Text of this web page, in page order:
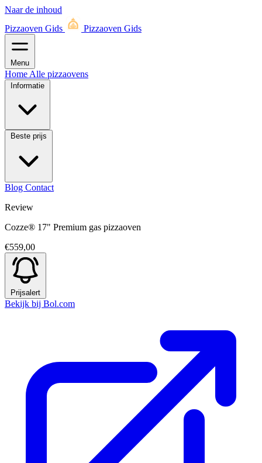
Naar de inhoud
Pizzaoven Gids
Pizzaoven Gids
Menu
Home Alle pizzaovens
Informatie
Beste prijs
Blog Contact
Review
Cozze® 17" Premium gas pizzaoven
€559,00
Prijsalert
Bekijk bij Bol.com